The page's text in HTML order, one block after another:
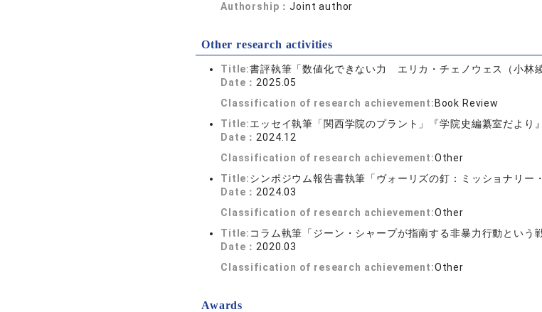
Authorship：Joint author
Other research activities
Title:書評執筆「数値化できない力 エリカ・チェノウェス（小林
Date： 2025.05
Classification of research achievement: Book Review
Title:エッセイ執筆「関西学院のプラント」『学院史編纂室だより
Date： 2024.12
Classification of research achievement:Other
Title:シンポジウム報告書執筆「ヴォーリズの釘：ミッショナリ
Date： 2024.03
Classification of research achievement:Other
Title: コラム執筆「ジーン・シャープが指南する非暴力行動という
Date： 2020.03
Classification of research achievement:Other
Awards